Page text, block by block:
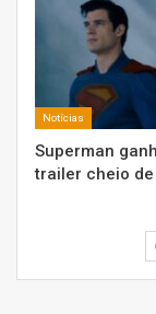
Notícias
Superman
trailer cheio